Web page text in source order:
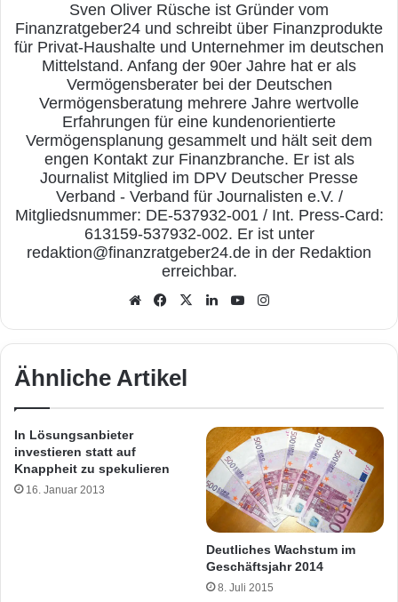
Sven Oliver Rüsche ist Gründer vom
Finanzratgeber24 und schreibt über Finanzprodukte
für Privat-Haushalte und Unternehmer im deutschen
Mittelstand. Anfang der 90er Jahre hat er als
Vermögensberater bei der Deutschen
Vermögensberatung mehrere Jahre wertvolle
Erfahrungen für eine kundenorientierte
Vermögensplanung gesammelt und hält seit dem
engen Kontakt zur Finanzbranche. Er ist als
Journalist Mitglied im DPV Deutscher Presse
Verband - Verband für Journalisten e.V. /
Mitgliedsnummer: DE-537932-001 / Int. Press-Card:
613159-537932-002. Er ist unter
redaktion@finanzratgeber24.de in der Redaktion
erreichbar.
We
ite
Fa
ook
X
Lin
In
Yo
be
am
Ähnliche Artikel
In Lösungsanbieter
investieren statt auf
Knappheit zu spekulieren
16. Januar 2013
Deutliches Wachstum im
Geschäftsjahr 2014
8. Juli 2015